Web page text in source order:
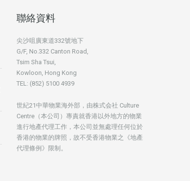
聯絡資料
尖沙咀廣東道332號地下
G/F, No.332 Canton Road,
Tsim Sha Tsui,
Kowloon, Hong Kong
TEL: (852) 5100 4939
世紀21中華物業海外部，由株式会社 Culture
Centre（本公司）專責就香港以外地方的物業
進行地產代理工作，本公司並無處理任何位於
香港的物業的牌照，故不受香港物業之《地產
代理條例》限制。